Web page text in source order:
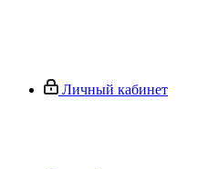
Личный кабинет